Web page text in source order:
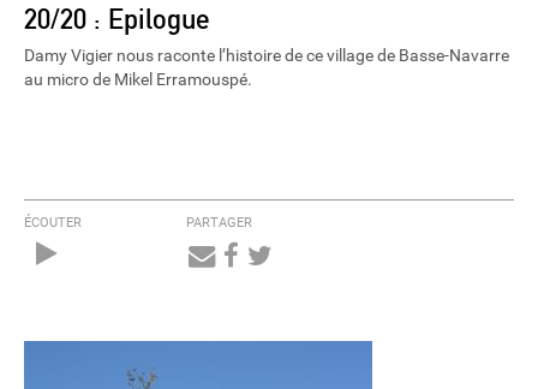
20/20 : Epilogue
Damy Vigier nous raconte l’histoire de ce village de Basse-Navarre
au micro de Mikel Erramouspé.
ÉCOUTER PARTAGER